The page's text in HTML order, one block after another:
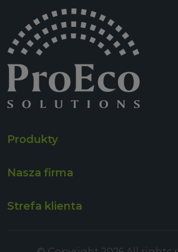
Produkty
Nasza firma
Strefa klienta